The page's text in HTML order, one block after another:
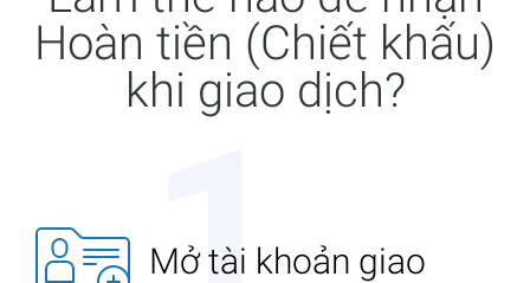
Hoàn tiền (Chiết khấu)
khi giao dịch?
Mở tài khoản giao